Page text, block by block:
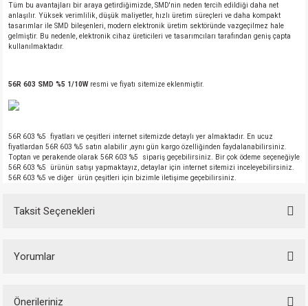
Tüm bu avantajları bir araya getirdiğimizde, SMD'nin neden tercih edildiği daha net
anlaşılır. Yüksek verimlilik, düşük maliyetler, hızlı üretim süreçleri ve daha kompakt
tasarımlar ile SMD bileşenleri, modern elektronik üretim sektöründe vazgeçilmez hale
gelmiştir. Bu nedenle, elektronik cihaz üreticileri ve tasarımcıları tarafından geniş çapta
kullanılmaktadır.
56R 603 SMD %5 1/10Wresmi ve fiyatı sitemize eklenmiştir.
56R 603 %5 fiyatları ve çeşitleri internet sitemizde detaylı yer almaktadır. En ucuz
fiyatlardan 56R 603 %5 satın alabilir ,aynı gün kargo özelliğinden faydalanabilirsiniz.
Toptan ve perakende olarak 56R 603 %5 sipariş geçebilirsiniz. Bir çok ödeme seçeneğiyle
56R 603 %5 ürünün satışı yapmaktayız, detaylar için internet sitemizi inceleyebilirsiniz.
56R 603 %5 ve diğer ürün çeşitleri için bizimle iletişime geçebilirsiniz.
Taksit Seçenekleri
Yorumlar
Önerileriniz